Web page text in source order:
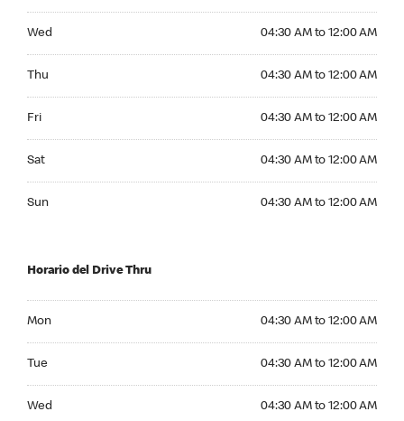
Wed 04:30 AM to 12:00 AM
Thu 04:30 AM to 12:00 AM
Fri 04:30 AM to 12:00 AM
Sat 04:30 AM to 12:00 AM
Sun 04:30 AM to 12:00 AM
Horario del Drive Thru
Mon 04:30 AM to 12:00 AM
Tue 04:30 AM to 12:00 AM
Wed 04:30 AM to 12:00 AM